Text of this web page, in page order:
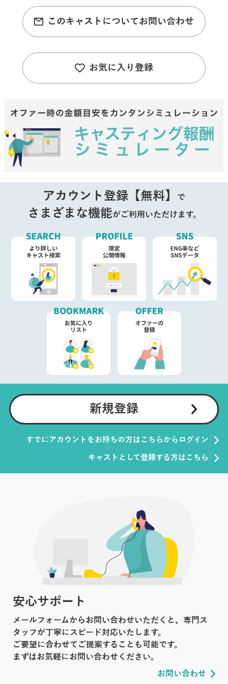
このキャストについてお問い合わせ
お気に入り登録
アカウント登録【無料】 で
さまざまな機能がご利用いただけます。
新規登録
すでにアカウントをお持ちの方はこちらからログイン
キャストとして登録する方はこちら
安心サポート
メールフォームからお問い合わせいただくと、専門ス
タッフが丁寧にスピード対応いたします。
ご要望に合わせてご提案することも可能です。
まずはお気軽にお問い合わせください。
お問い合わせ